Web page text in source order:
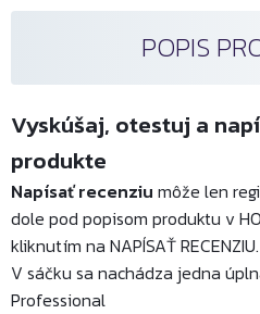
POPIS
Vyskúšaj, otestuj a
produkte
Napísať recenziu môže len
dole pod popisom produktu v
kliknutím na NAPÍSAŤ RECENZIU.
V sáčku sa nachádza jedna
Professional